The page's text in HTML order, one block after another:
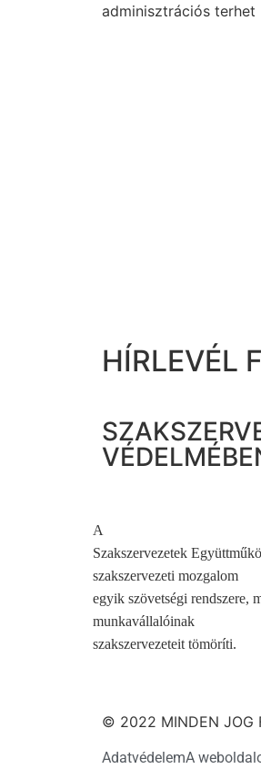
adminisztrációs terhet
HÍRLEVÉL
A
Szakszervezetek
szakszervezeti mozgalom
egyik szövetségi rendszere,
munkavállalóinak
szakszervezeteit tömöríti.
© 2022 MINDEN JOG
AdatvédelemA